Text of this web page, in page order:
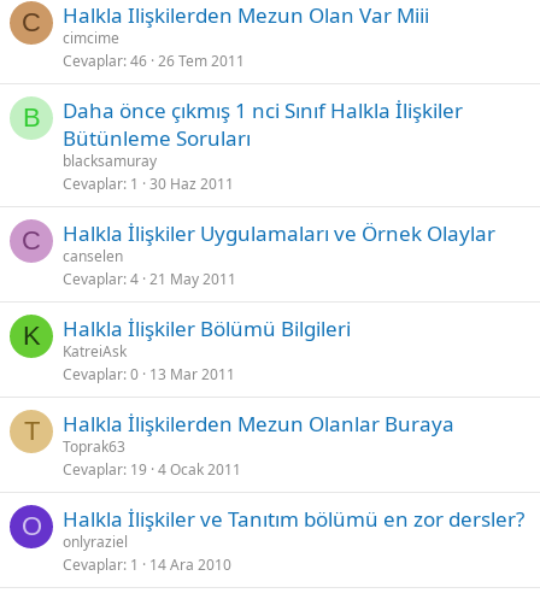
C Halkla Ilişkilerden Mezun Olan Var Miii
cimcime
Cevaplar 46 26 Tem 2011
B
Daha önce çıkmış 1 nci Sınıf Halkla İlişkiler
Bütünleme Soruları
blacksamuray
Cevaplar 1 30 Haz 2011
C Halkla İlişkiler Uygulamaları ve Örnek Olaylar
canselen
Cevaplar 4 21 May 2011
K Halkla İlişkiler Bölümü Bilgileri
KatreiAsk
Cevaplar 0 13 Mar 2011
T Halkla İlişkilerden Mezun Olanlar Buraya
Toprak63
Cevaplar 19 4 Ocak 2011
O Halkla İlişkiler ve Tanıtım bölümü en zor dersler?
onlyraziel
Cevaplar 1 14 Ara 2010